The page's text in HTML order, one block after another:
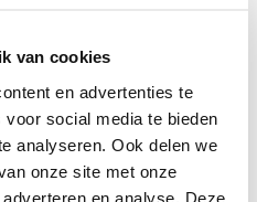
van cookies
en advertenties te
social media te bieden
analyseren. Ook delen we
onze site met onze
en analyse. Deze
help
chat Whatsapp